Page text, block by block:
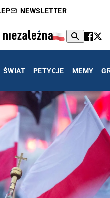
NEWSLETTER
ŚWIAT PETYCJE MEMY